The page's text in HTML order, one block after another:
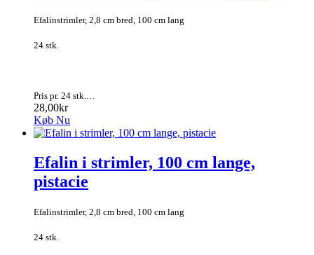
Efalinstrimler, 2,8 cm bred, 100 cm lang
24 stk.
Pris pr. 24 stk.…
28,00kr
Køb Nu
Efalin i strimler, 100 cm lange,
pistacie
Efalinstrimler, 2,8 cm bred, 100 cm lang
24 stk.